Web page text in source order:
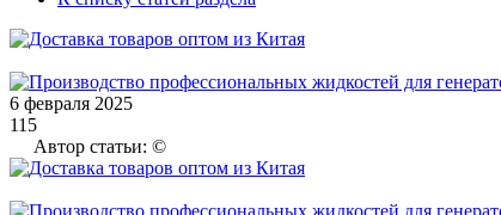
6 февраля 2025
115
Автор статьи: ©